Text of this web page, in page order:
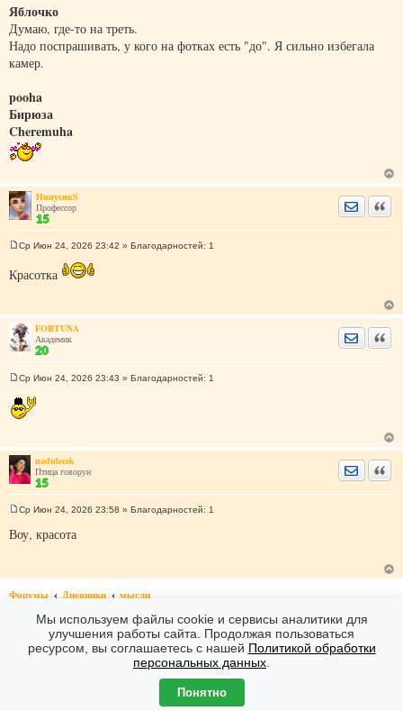
н
и
е
Яблочко
Думаю, где-то на треть.
Надо поспрашивать, у кого на фотках есть "до". Я сильно избегала
камер.
pooha
Бирюза
Cheremuha
НинусикS
Профессор
о
н
и
е
Ср Июн 24, 2026 23:42 » Благодарностей: 1
Красотка
FORTUNA
Академик
о
о
б
н
и
е
Ср Июн 24, 2026 23:43 » Благодарностей: 1
nadulecek
Птица говорун
о
и
Ср Июн 24, 2026 23:58 » Благодарностей: 1
Воу, красота
Форумы Дневники мысли
1 2 3 >
Часовой пояс: GMT + 7
phpBB® Forum Software © phpBB Limited
Мы используем файлы cookie и сервисы аналитики для
улучшения работы сайта. Продолжая пользоваться
ресурсом, вы соглашаетесь с нашей Политикой обработки
персональных данных
Понятно